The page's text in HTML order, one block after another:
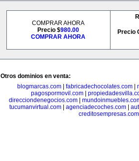
COMPRAR AHORA
Precio $980.00
COMPRAR AHORA
Precio
Otros dominios en venta:
blogmarcas.com
fabricadechocolates.com
pagospormovil.com
direcciondenegocios.com
tucumanvirtual.com| agenciadecoches.com|
creditosempresas.com